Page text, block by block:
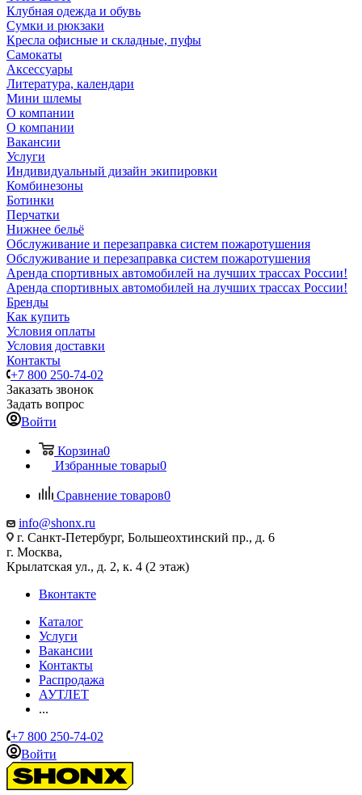
Клубная одежда и обувь
Сумки и рюкзаки
Кресла офисные и складные, пуфы
Самокаты
Аксессуары
Литература, календари
Мини шлемы
О компании
О компании
Вакансии
Услуги
Индивидуальный дизайн экипировки
Комбинезоны
Ботинки
Перчатки
Нижнее бельё
Обслуживание и перезаправка систем пожаротушения
Обслуживание и перезаправка систем пожаротушения
Аренда спортивных автомобилей на лучших трассах России!
Аренда спортивных автомобилей на лучших трассах России!
Бренды
Как купить
Условия оплаты
Условия доставки
Контакты
+7 800 250-74-02
Заказать звонок
Задать вопрос
Войти
Корзина0
Избранные товары0
Сравнение товаров0
info@shonx.ru
г. Санкт-Петербург, Большеохтинский пр., д. 6
г. Москва,
Крылатская ул., д. 2, к. 4 (2 этаж)
Вконтакте
Каталог
Услуги
Вакансии
Контакты
Распродажа
АУТЛЕТ
...
+7 800 250-74-02
Войти